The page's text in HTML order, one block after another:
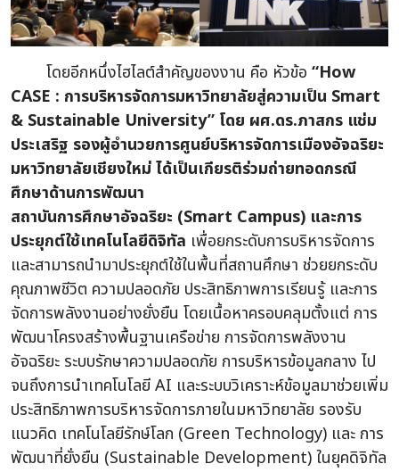
โดยอีกหนึ่งไฮไลต์สำคัญของงาน คือ หัวข้อ “How
CASE : การบริหารจัดการมหาวิทยาลัยสู่ความเป็น Smart
& Sustainable University” โดย ผศ.ดร.ภาสกร แช่ม
ประเสริฐ รองผู้อำนวยการศูนย์บริหารจัดการเมืองอัจฉริยะ
มหาวิทยาลัยเชียงใหม่ ได้เป็นเกียรติร่วมถ่ายทอดกรณี
ศึกษาด้านการพัฒนา
สถาบันการศึกษาอัจฉริยะ (Smart Campus) และการ
ประยุกต์ใช้เทคโนโลยีดิจิทัล เพื่อยกระดับการบริหารจัดการ
และสามารถนำมาประยุกต์ใช้ในพื้นที่สถานศึกษา ช่วยยกระดับ
คุณภาพชีวิต ความปลอดภัย ประสิทธิภาพการเรียนรู้ และการ
จัดการพลังงานอย่างยั่งยืน โดยเนื้อหาครอบคลุมตั้งแต่ การ
พัฒนาโครงสร้างพื้นฐานเครือข่าย การจัดการพลังงาน
อัจฉริยะ ระบบรักษาความปลอดภัย การบริหารข้อมูลกลาง ไป
จนถึงการนำเทคโนโลยี AI และระบบวิเคราะห์ข้อมูลมาช่วยเพิ่ม
ประสิทธิภาพการบริหารจัดการภายในมหาวิทยาลัย รองรับ
แนวคิด เทคโนโลยีรักษ์โลก (Green Technology) และ การ
พัฒนาที่ยั่งยืน (Sustainable Development) ในยุคดิจิทัล